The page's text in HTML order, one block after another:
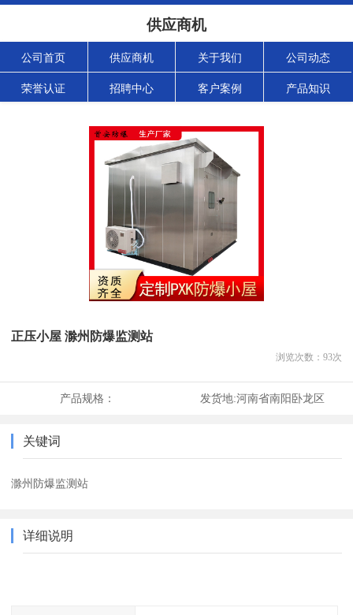
供应商机
公司首页 供应商机 关于我们 公司动态
荣誉认证 招聘中心 客户案例 产品知识
正压小屋 滁州防爆监测站
浏览次数： 93次
产品规格： 发货地:河南省南阳卧龙区
关键词
滁州防爆监测站
详细说明